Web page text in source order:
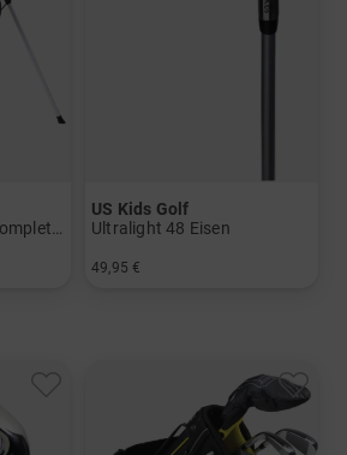
Profile JR Medium Komplettset
US Kids Golf
Ultralight 48 Eisen
49,95 €